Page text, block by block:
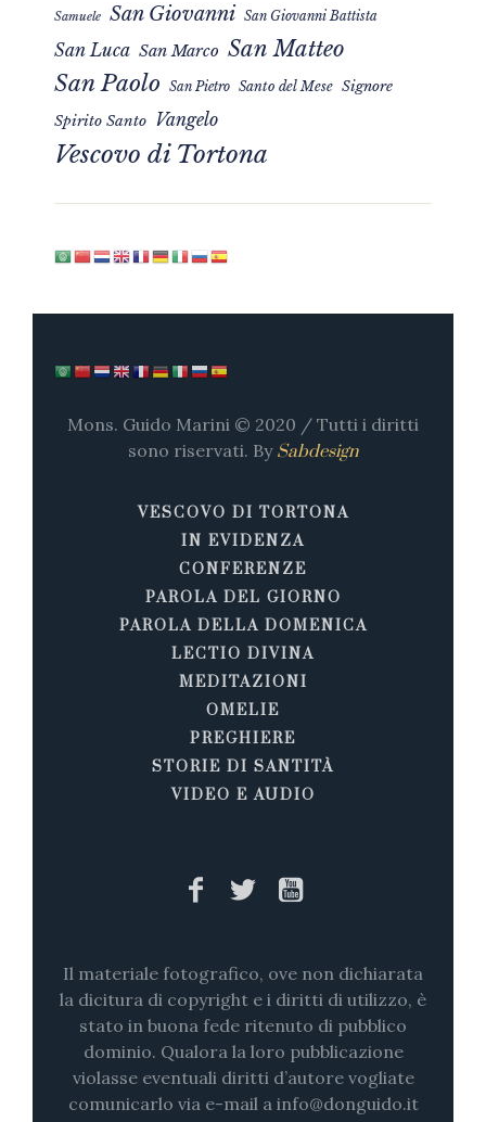
Samuele San Giovanni San Giovanni Battista
San Luca San Marco San Matteo
San Paolo San Pietro Santo del Mese Signore
Spirito Santo Vangelo
Vescovo di Tortona
Mons. Guido Marini © 2020 / Tutti i diritti
sono riservati. By Sabdesign
VESCOVO DI TORTONA
IN EVIDENZA
CONFERENZE
PAROLA DEL GIORNO
PAROLA DELLA DOMENICA
LECTIO DIVINA
MEDITAZIONI
OMELIE
PREGHIERE
STORIE DI SANTITÀ
VIDEO E AUDIO
Il materiale fotografico, ove non dichiarata
la dicitura di copyright e i diritti di utilizzo, è
stato in buona fede ritenuto di pubblico
dominio. Qualora la loro pubblicazione
violasse eventuali diritti d’autore vogliate
comunicarlo via e-mail a info@donguido.it